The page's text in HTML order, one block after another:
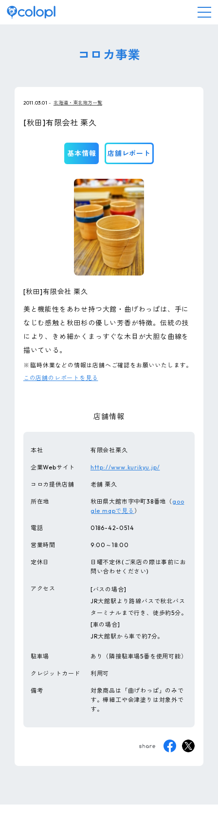
コロカ事業
2011.03.01 北海道・東北地方一覧
[秋田]有限会社 栗久
基本情報 店舗レポート
[秋田]有限会社 栗久
美と機能性をあわせ持つ大館・曲げわっぱは、手に
なじむ感触と秋田杉の優しい芳香が特徴。伝統の技
により、きめ細かくまっすぐな木目が大胆な曲線を
描いている。
※ 臨時休業などの情報は店舗へご確認をお願いいたします。
この店舗のレポートを見る
店舗情報
本社 有限会社栗久
企業Webサイト http://www.kurikyu.jp/
コロカ提供店舗 老舗 栗久
所在地 秋田県大館市字中町38番地（ goo
gle mapで見る ）
電話 0186-42-0514
営業時間 9:00～18:00
定休日
日曜不定休(ご来店の際は事前にお
問い合わせください)
アクセス
[バスの場合]
JR大館駅より路線バスで秋北バス
ターミナルまで行き、徒歩約5分。
[車の場合]
JR大館駅から車で約7分。
駐車場 あり（隣接駐車場5番を使用可能）
クレジットカード 利用可
備考
対象商品は「曲げわっぱ」のみで
す。樺細工や会津塗りは対象外で
す。